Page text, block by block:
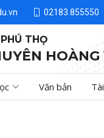
02183.855550
THỌ
Văn bản